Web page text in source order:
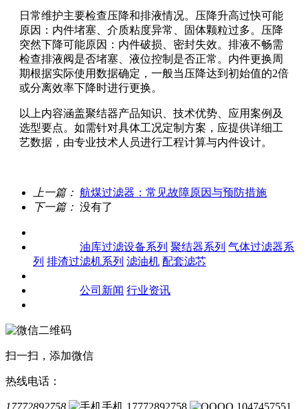
日常维护主要检查压降和排液情况。压降升高过快可能
原因：内件堵塞、介质粘度异常、固体颗粒过多。压降
突然下降可能原因：内件破损、密封失效。排液不畅需
检查排液阀是否堵塞、液位控制是否正常。内件更换周
期根据实际使用数据确定，一般当压降达到初始值的2倍
或分离效率下降时进行更换。
以上内容涵盖聚结器产品知识、技术优势、应用案例及
选型要点。如需针对具体工况定制方案，应提供详细工
艺数据，由专业技术人员进行工程计算与内件设计。
上一篇： 航煤过滤器：常见故障原因与预防措施
下一篇： 没有了
油库过滤设备系列 聚结器系列 气体过滤器系
列 排渣过滤机系列 滤油机 配套滤芯
公司新闻 行业资讯
扫一扫，添加微信
热线电话：
17772892758 手机 17772892758 QQ 1047457551